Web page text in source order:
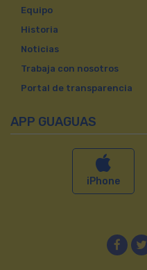
Equipo
Historia
Noticias
Trabaja con nosotros
Portal de transparencia
APP GUAGUAS
iPhone